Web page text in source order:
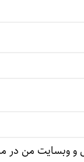
و وبسایت من در